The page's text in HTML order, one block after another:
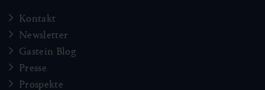
Kontakt
Newsletter
Gastein Blog
Presse
Prospekte